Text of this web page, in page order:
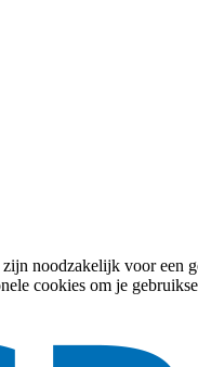
noodzakelijk voor een
cookies om je